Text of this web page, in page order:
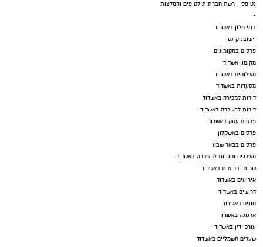
נטיפס - רשת חברתית לטיפים והמלצות
-
בתי מלון באשדוד
יישובניק נט
פרסום במקומונים
מקומון אשדוד
משלוחים באשדוד
מסעדות באשדוד
דירות למכירה באשדוד
דירות להשכרה באשדוד
פרסום עסק באשדוד
פרסום באשקלון
פרסום בבאר שבע
משרדים וחנויות להשכרה באשדוד
שרותי בריאות באשדוד
אירועים באשדוד
דרושים באשדוד
חוגים באשדוד
ארנונה באשדוד
עורכי דין באשדוד
שערים חשמליים באשדוד